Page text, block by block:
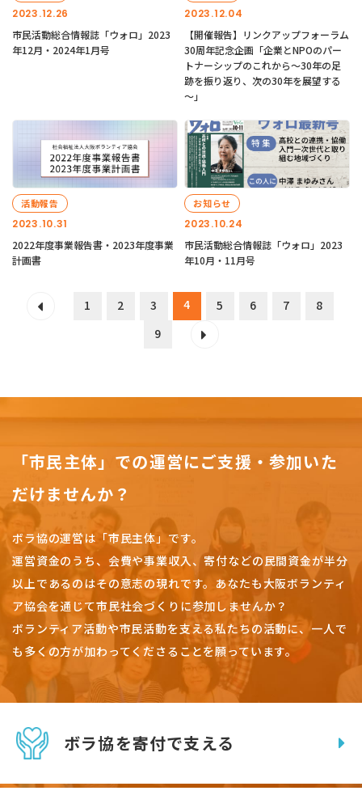
2023.12.26
市民活動総合情報誌「ウォロ」2023
年12月・2024年1月号
2023.12.04
【開催報告】リンクアップフォーラム
30周年記念企画「企業とNPOのパー
トナーシップのこれから～30年の足
跡を振り返り、次の30年を展望する
～」
2023.10.31
活動報告
2022年度事業報告書・2023年度事業
計画書
2023.10.24
お知らせ
市民活動総合情報誌「ウォロ」2023
年10月・11月号
1 2 3 4 5 6 7
8
9
「市民主体」での運営にご支援・参加いた
だけませんか？
ボラ協の運営は「市民主体」です。
運営資金のうち、会費や事業収入、寄付などの民間資金が半分
以上であるのはその意志の現れです。 あなたも大阪ボランティ
ア協会を通じて市民社会づくりに参加しませんか？
ボランティア活動や市民活動を支える私たちの活動に、一人で
も多くの方が加わってくださることを願っています。
ボラ協を寄付で支える